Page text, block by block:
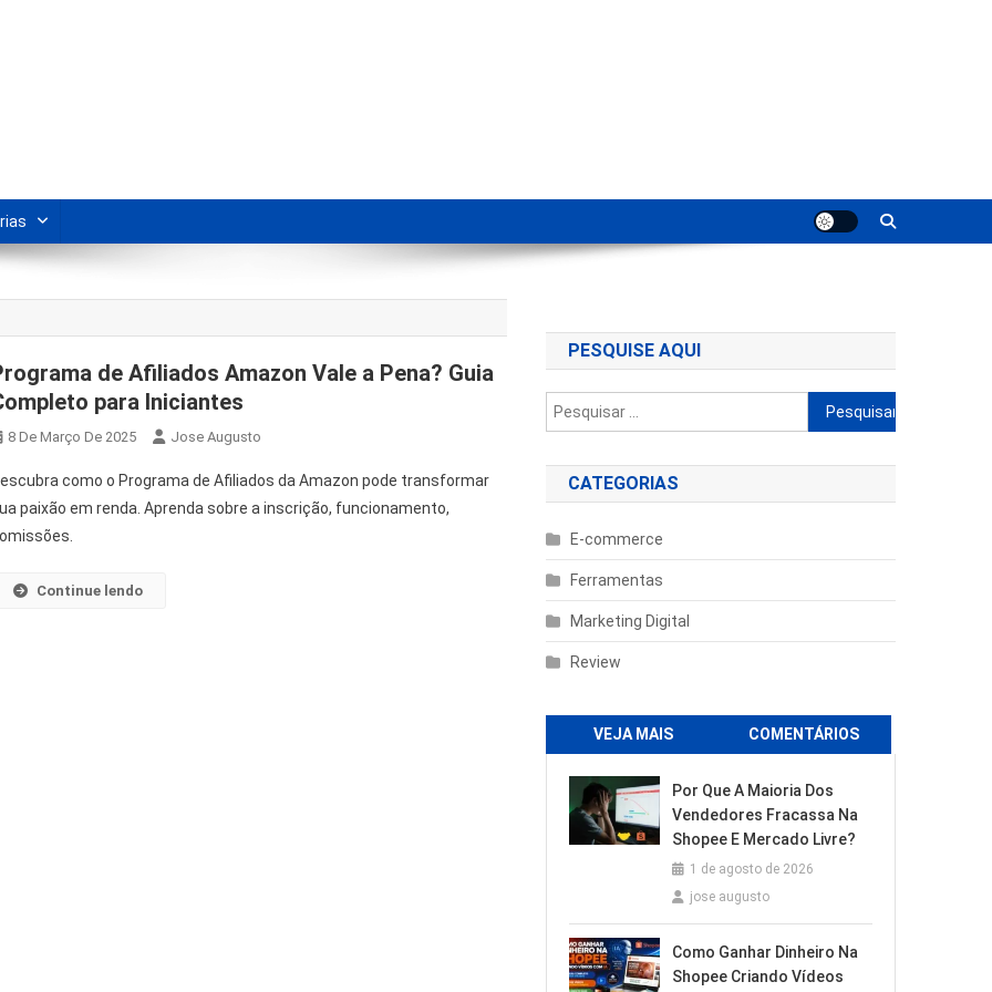
de Afiliados Amazon Vale a Pena? Guia
para Iniciantes
8 De Março De 2025 Jose Augusto
como o Programa de Afiliados da Amazon pode transformar
paixão em renda. Aprenda sobre a inscrição, funcionamento,
Continue lendo
PESQUISE AQUI
Pesquisar
por:
CATEGORIAS
E-commerce
Ferramentas
Marketing Digital
Review
VEJA MAIS COMENTÁRIOS
Por Que A Maioria Dos
Vendedores Fracassa Na
Shopee E Mercado Livre?
1 de agosto de 2026
jose augusto
Como Ganhar Dinheiro Na
Shopee Criando Vídeos